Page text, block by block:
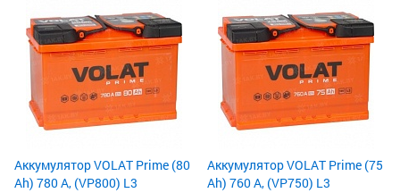
Аккумулятор VOLAT Prime (80
Ah) 780 А, (VP800) L3
Аккумулятор VOLAT Prime (75
Ah) 760 А, (VP750) L3